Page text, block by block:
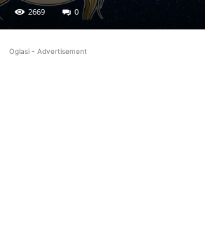
2669 0
Oglasi - Advertisement